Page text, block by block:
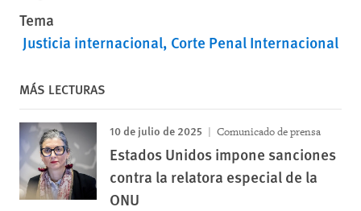
Tema
Justicia internacional Corte Penal Internacional
MÁS LECTURAS
10 de julio de 2025 Comunicado de prensa
Estados Unidos impone sanciones
contra la relatora especial de la
ONU